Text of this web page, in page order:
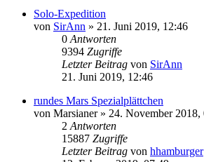
Solo-Expedition
von SirAnn » 21. Juni 2019, 12:46
0 Antworten
9394 Zugriffe
Letzter Beitrag von SirAnn
21. Juni 2019, 12:46
rundes Mars Spezialplättchen
von Marsianer» 24. November 2018,
2 Antworten
15887 Zugriffe
Letzter Beitrag von hhamburger